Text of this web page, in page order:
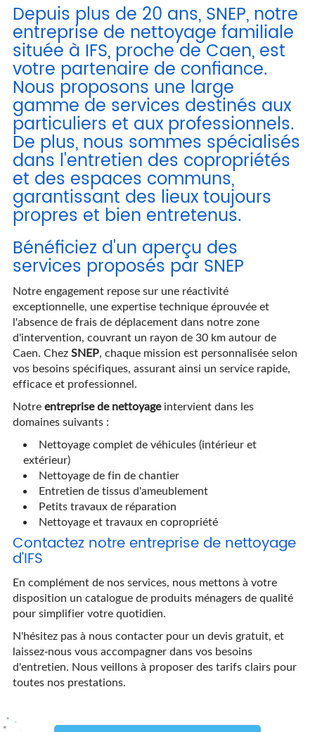
Depuis plus de 20 ans, SNEP, notre
entreprise de nettoyage familiale
située à IFS, proche de Caen, est
votre partenaire de confiance.
Nous proposons une large
gamme de services destinés aux
particuliers et aux professionnels.
De plus, nous sommes spécialisés
dans l'entretien des copropriétés
et des espaces communs,
garantissant des lieux toujours
propres et bien entretenus.
Bénéficiez d'un aperçu des
services proposés par SNEP
Notre engagement repose sur une réactivité
exceptionnelle, une expertise technique éprouvée et
l'absence de frais de déplacement dans notre zone
d'intervention, couvrant un rayon de 30 km autour de
Caen. Chez SNEP, chaque mission est personnalisée selon
vos besoins spécifiques, assurant ainsi un service rapide,
efficace et professionnel.
Notre entreprise de nettoyageintervient dans les
domaines suivants :
Nettoyage complet de véhicules (intérieur et
extérieur)
Nettoyage de fin de chantier
Entretien de tissus d'ameublement
Petits travaux de réparation
Nettoyage et travaux en copropriété
Contactez notre entreprise de nettoyage
d'IFS
En complément de nos services, nous mettons à votre
disposition un catalogue de produits ménagers de qualité
pour simplifier votre quotidien.
N'hésitez pas à nous contacter pour un devis gratuit, et
laissez-nous vous accompagner dans vos besoins
d'entretien. Nous veillons à proposer des tarifs clairs pour
toutes nos prestations.